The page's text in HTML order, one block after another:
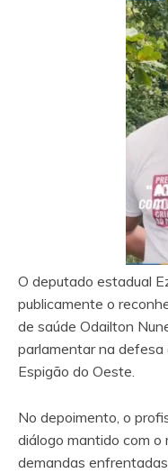
O deputado estadual
publicamente o
de saúde Odailton
parlamentar na defesa
Espigão do Oeste.
No depoimento, o
diálogo mantido com
demandas